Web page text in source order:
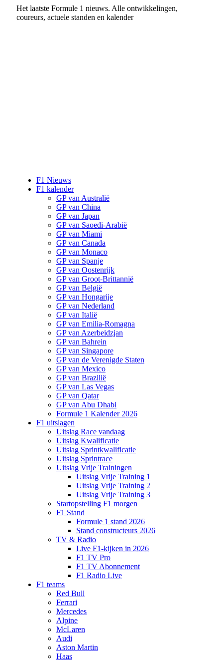
Het laatste Formule 1 nieuws. Alle ontwikkelingen,
coureurs, actuele standen en kalender
F1 Nieuws
F1 kalender
GP van Australië
GP van China
GP van Japan
GP van Saoedi-Arabië
GP van Miami
GP van Canada
GP van Monaco
GP van Spanje
GP van Oostenrijk
GP van Groot-Brittannië
GP van België
GP van Hongarije
GP van Nederland
GP van Italië
GP van Emilia-Romagna
GP van Azerbeidzjan
GP van Bahrein
GP van Singapore
GP van de Verenigde Staten
GP van Mexico
GP van Brazilië
GP van Las Vegas
GP van Qatar
GP van Abu Dhabi
Formule 1 Kalender 2026
F1 uitslagen
Uitslag Race vandaag
Uitslag Kwalificatie
Uitslag Sprintkwalificatie
Uitslag Sprintrace
Uitslag Vrije Trainingen
Uitslag Vrije Training 1
Uitslag Vrije Training 2
Uitslag Vrije Training 3
Startopstelling F1 morgen
F1 Stand
Formule 1 stand 2026
Stand constructeurs 2026
TV & Radio
Live F1-kijken in 2026
F1 TV Pro
F1 TV Abonnement
F1 Radio Live
F1 teams
Red Bull
Ferrari
Mercedes
Alpine
McLaren
Audi
Aston Martin
Haas